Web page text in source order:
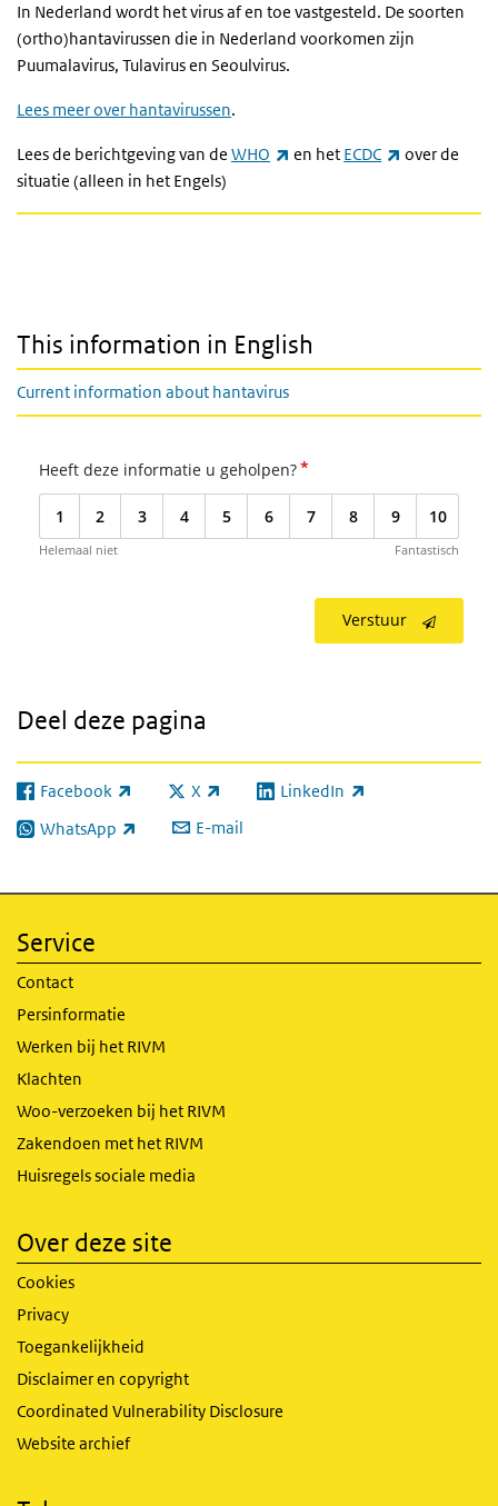
In Nederland wordt het virus af en toe vastgesteld. De soorten
(ortho)hantavirussen die in Nederland voorkomen zijn
Puumalavirus, Tulavirus en Seoulvirus.
Lees meer over hantavirussen.
Lees de berichtgeving van de WHO (externe link)
en het ECDC (externe
over de
situatie (alleen in het Engels)
This information in English
Current information about hantavirus
Heeft deze informatie u geholpen?*
1 2 3 4 5 6 7 8 9 10
Helemaal niet Fantastisch
Verstuur
Deel deze pagina
Facebook
(externe link) X
(externe link) LinkedIn
(externe link)
WhatsApp
(externe link) E-mail
Service
Contact
Persinformatie
Werken bij het RIVM
Klachten
Woo-verzoeken bij het RIVM
Zakendoen met het RIVM
Huisregels sociale media
Over deze site
Cookies
Privacy
Toegankelijkheid
Disclaimer en copyright
Coordinated Vulnerability Disclosure
Website archief